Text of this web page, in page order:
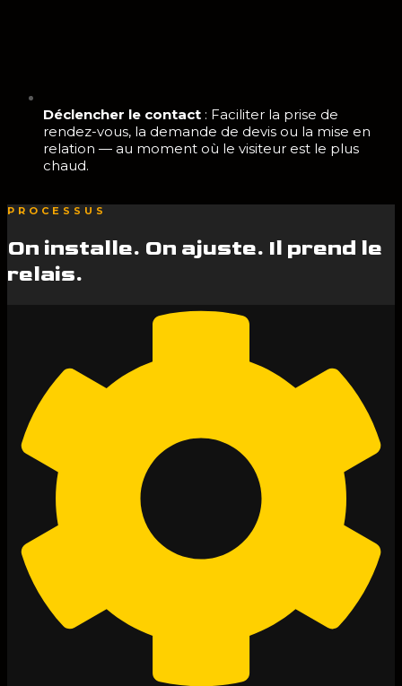
Déclencher le contact : Faciliter la prise de
rendez-vous, la demande de devis ou la mise en
relation — au moment où le visiteur est le plus
chaud.
PROCESSUS
On installe. On ajuste. Il prend le
relais.